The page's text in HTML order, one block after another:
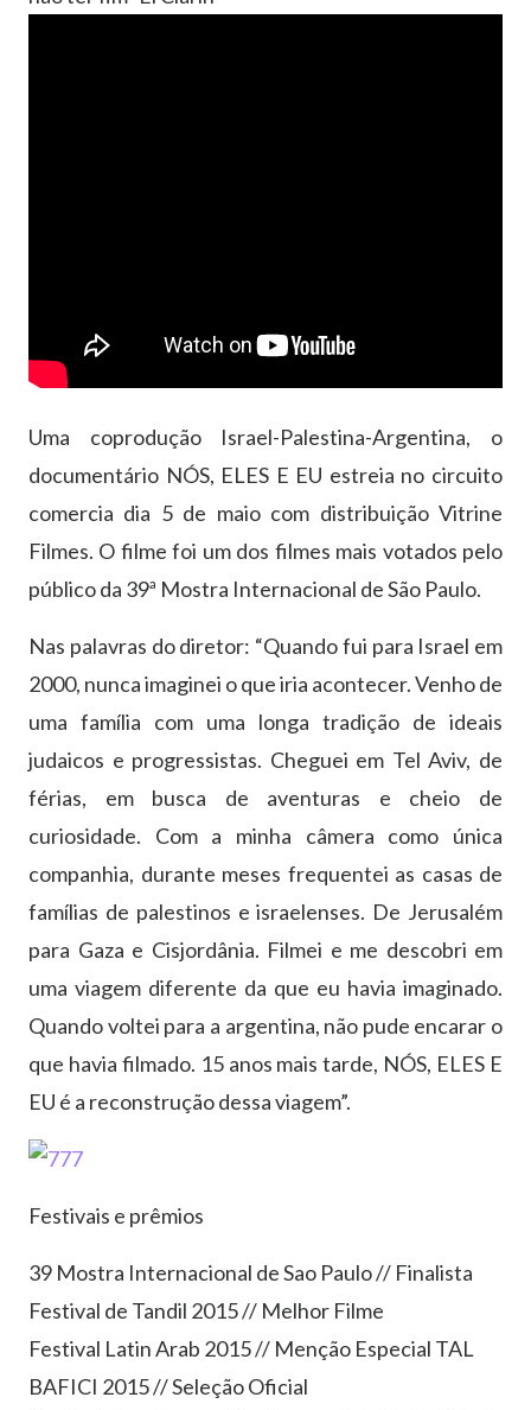
Uma coprodução Israel-Palestina-Argentina, o
documentário NÓS, ELES E EU estreia no circuito
comercia dia 5 de maio com distribuição Vitrine
Filmes. O filme foi um dos filmes mais votados pelo
público da 39ª Mostra Internacional de São Paulo.
Nas palavras do diretor: “Quando fui para Israel em
2000, nunca imaginei o que iria acontecer. Venho de
uma família com uma longa tradição de ideais
judaicos e progressistas. Cheguei em Tel Aviv, de
férias, em busca de aventuras e cheio de
curiosidade. Com a minha câmera como única
companhia, durante meses frequentei as casas de
famílias de palestinos e israelenses. De Jerusalém
para Gaza e Cisjordânia. Filmei e me descobri em
uma viagem diferente da que eu havia imaginado.
Quando voltei para a argentina, não pude encarar o
que havia filmado. 15 anos mais tarde, NÓS, ELES E
EU é a reconstrução dessa viagem”.
Festivais e prêmios
39 Mostra Internacional de Sao Paulo // Finalista
Festival de Tandil 2015 // Melhor Filme
Festival Latin Arab 2015 // Menção Especial TAL
BAFICI 2015 // Seleção Oficial